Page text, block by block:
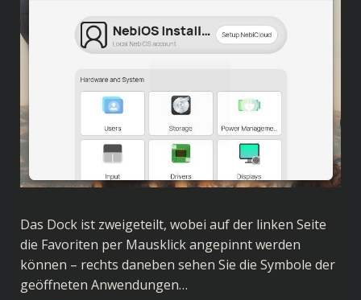
Das Dock ist zweigeteilt, wobei auf der linken Seite
die Favoriten per Mausklick angepinnt werden
können – rechts daneben sehen Sie die Symbole der
geöffneten Anwendungen…